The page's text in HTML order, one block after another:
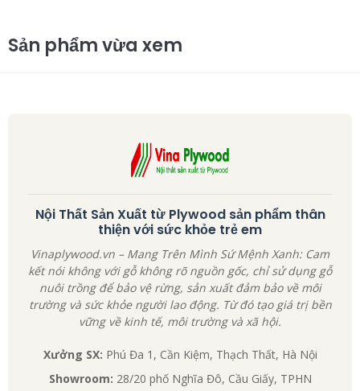
Sản phẩm vừa xem
Nội Thất Sản Xuất từ Plywood sản phẩm thân
thiện với sức khỏe trẻ em
Vinaplywood.vn – Mang Trên Mình Sứ Mệnh Xanh: Cam
kết nói không với gỗ không rõ nguồn gốc, chỉ sử dụng gỗ
nuôi trồng để bảo vệ rừng, sản xuất đảm bảo về môi
trường và sức khỏe người lao động. Từ đó tạo giá trị bền
vững về kinh tế, môi trường và xã hội.
Xưởng SX: Phú Đa 1, Cần Kiệm, Thạch Thất, Hà Nội
Showroom: 28/20 phố Nghĩa Đô, Cầu Giấy, TPHN